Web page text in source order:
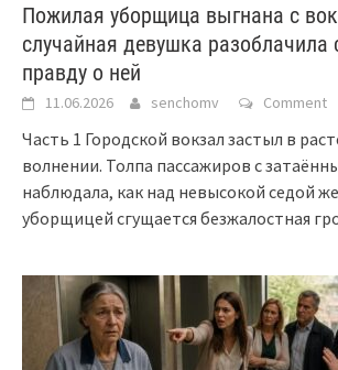
Пожилая уборщица выгнана с
случайная девушка
правду о ней
11.06.2026 senchomv Comment
Часть 1 Городской вокзал застыл в
волнении. Толпа пассажиров с
наблюдала, как над невысокой седой
уборщицей сгущается безжалостная